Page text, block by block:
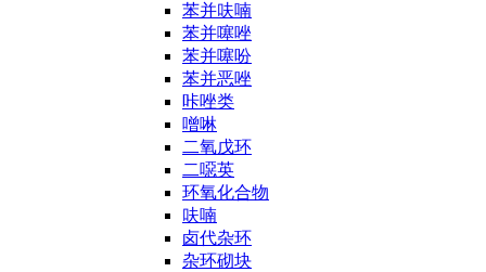
苯并呋喃
苯并噻唑
苯并噻吩
苯并恶唑
咔唑类
噌啉
二氧戊环
二噁英
环氧化合物
呋喃
卤代杂环
杂环砌块